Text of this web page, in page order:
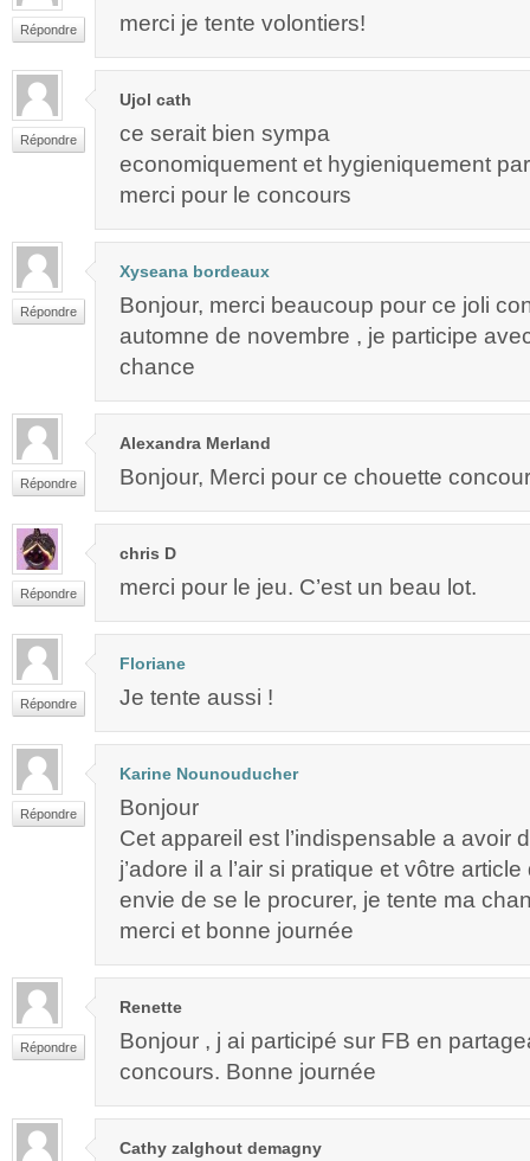
Répondre merci je tente volontiers!
Répondre
Ujol cath
ce serait bien sympa
economiquement et hygieniquement
merci pour le concours
Répondre
Xyseana bordeaux
Bonjour, merci beaucoup pour ce joli
automne de novembre , je participe
chance
Répondre
Alexandra Merland
Bonjour, Merci pour ce chouette
Répondre
chris D
merci pour le jeu. C’est un beau lot.
Répondre
Floriane
Je tente aussi !
Répondre
Karine Nounouducher
Bonjour
Cet appareil est l’indispensable a avoir
j’adore il a l’air si pratique et vôtre
envie de se le procurer, je tente ma
merci et bonne journée
Répondre
Renette
Bonjour , j ai participé sur FB en
concours. Bonne journée
Cathy zalghout demagny